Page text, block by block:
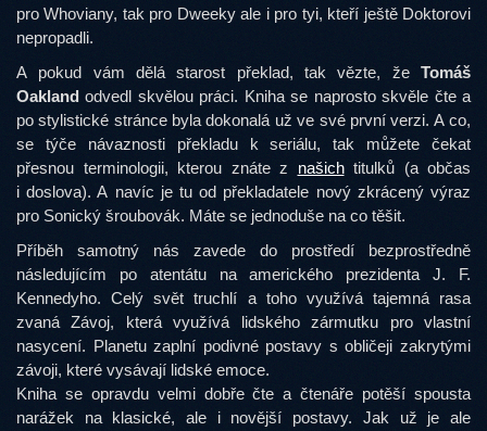
pro Whoviany, tak pro Dweeky ale i pro tyi, kteří ještě Doktorovi
nepropadli.
A pokud vám dělá starost překlad, tak vězte, že Tomáš
Oakland odvedl skvělou práci. Kniha se naprosto skvěle čte a
po stylistické stránce byla dokonalá už ve své první verzi. A co,
se týče návaznosti překladu k seriálu, tak můžete čekat
přesnou terminologii, kterou znáte z našichtitulků (a občas
i doslova). A navíc je tu od překladatele nový zkrácený výraz
pro Sonický šroubovák. Máte se jednoduše na co těšit.
Příběh samotný nás zavede do prostředí bezprostředně
následujícím po atentátu na amerického prezidenta J. F.
Kennedyho. Celý svět truchlí a toho využívá tajemná rasa
zvaná Závoj, která využívá lidského zármutku pro vlastní
nasycení. Planetu zaplní podivné postavy s obličeji zakrytými
závoji, které vysávají lidské emoce.
Kniha se opravdu velmi dobře čte a čtenáře potěší spousta
narážek na klasické, ale i novější postavy. Jak už je ale